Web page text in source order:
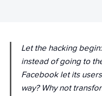
Let the hacking
instead of going to
Facebook let its
way? Why not